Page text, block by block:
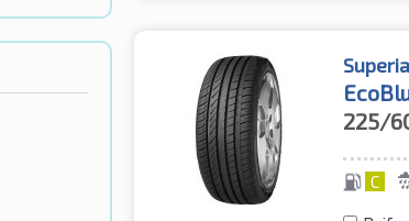
Superia
225/
C